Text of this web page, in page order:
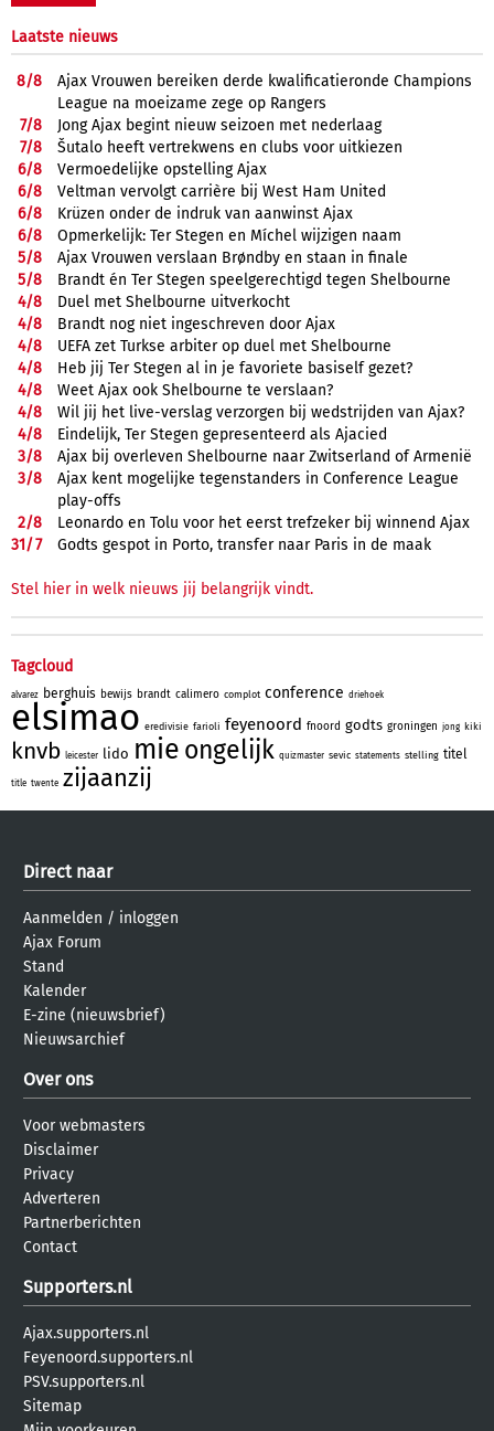
Laatste nieuws
8/8
Ajax Vrouwen bereiken derde kwalificatieronde Champions
League na moeizame zege op Rangers
7/8
Jong Ajax begint nieuw seizoen met nederlaag
7/8
Šutalo heeft vertrekwens en clubs voor uitkiezen
6/8
Vermoedelijke opstelling Ajax
6/8
Veltman vervolgt carrière bij West Ham United
6/8
Krüzen onder de indruk van aanwinst Ajax
6/8
Opmerkelijk: Ter Stegen en Míchel wijzigen naam
5/8
Ajax Vrouwen verslaan Brøndby en staan in finale
5/8
Brandt én Ter Stegen speelgerechtigd tegen Shelbourne
4/8
Duel met Shelbourne uitverkocht
4/8
Brandt nog niet ingeschreven door Ajax
4/8
UEFA zet Turkse arbiter op duel met Shelbourne
4/8
Heb jij Ter Stegen al in je favoriete basiself gezet?
4/8
Weet Ajax ook Shelbourne te verslaan?
4/8
Wil jij het live-verslag verzorgen bij wedstrijden van Ajax?
4/8
Eindelijk, Ter Stegen gepresenteerd als Ajacied
3/8
Ajax bij overleven Shelbourne naar Zwitserland of Armenië
3/8
Ajax kent mogelijke tegenstanders in Conference League
play-offs
2/8
Leonardo en Tolu voor het eerst trefzeker bij winnend Ajax
31/7 Godts gespot in Porto, transfer naar Paris in de maak
Stel hier in welk nieuws jij belangrijk vindt.
Tagcloud
alvarez berghuis bewijs brandt calimero complot conference driehoek
elsimao eredivisie farioli feyenoord fnoord godts groningen jong kiki
knvb leicester lido mie ongelijk quizmaster sevic statements stelling titel
title twente zijaanzij
Direct naar
Aanmelden / inloggen
Ajax Forum
Stand
Kalender
E-zine (nieuwsbrief)
Nieuwsarchief
Over ons
Voor webmasters
Disclaimer
Privacy
Adverteren
Partnerberichten
Contact
Supporters.nl
Ajax.supporters.nl
Feyenoord.supporters.nl
PSV.supporters.nl
Sitemap